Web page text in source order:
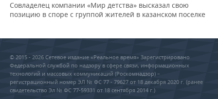
Совладелец компании «Мир детства» высказал свою
позицию в споре с группой жителей в казанском поселке
© 2015 - 2026 Сетевое издание «Реальное время» Зарегистрировано
Федеральной службой по надзору в сфере связи, информационных
технологий и массовых коммуникаций (Роскомнадзор) –
регистрационный номер ЭЛ № ФС 77 - 79627 от 18 декабря 2020 г. (ранее
свидетельство Эл № ФС 77-59331 от 18 сентября 2014 г.)